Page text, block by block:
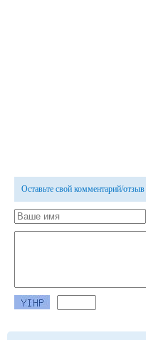
Оставьте свой комментарий/отзыв